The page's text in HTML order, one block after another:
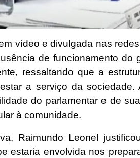
vídeo e divulgada nas
de funcionamento do
ressaltando que a
a serviço da sociedade.
do parlamentar e de
à comunidade.
Raimundo Leonel
estaria envolvida nos